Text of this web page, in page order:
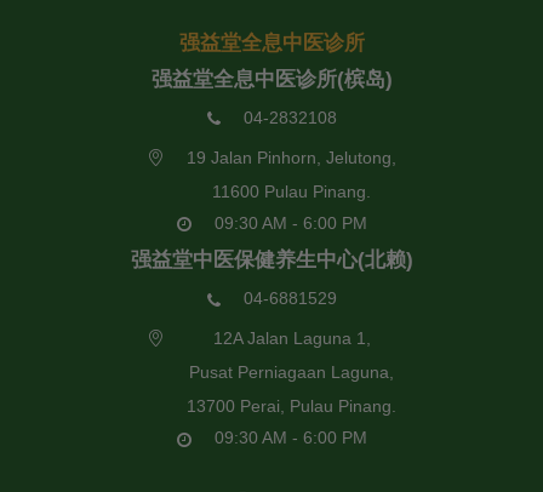
强益堂全息中医诊所
强益堂全息中医诊所(槟岛)
04-2832108
19 Jalan Pinhorn, Jelutong,
11600 Pulau Pinang.
09:30 AM - 6:00 PM
强益堂中医保健养生中心(北赖)
04-6881529
12A Jalan Laguna 1,
Pusat Perniagaan Laguna,
13700 Perai, Pulau Pinang.
09:30 AM - 6:00 PM